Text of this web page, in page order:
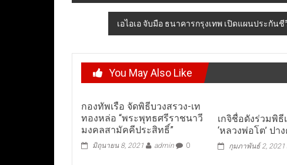
navigation
เอไอเอ จับมือ ธนาคารกรุงเทพ เปิดแผนประกัน
You May Also Like
กองทัพเรือ จัดพิธีบวงสรวง-เท
ทองหล่อ “พระพุทธศรีราชนาวี
มงคลสามัคคีประสิทธิ์”
มิถุนายน 8, 2021 admin 0
เกจิชื่อดังร่วมพิธี
‘หลวงพ่อโต’ ปา
กุมภาพันธ์ 2, 2021